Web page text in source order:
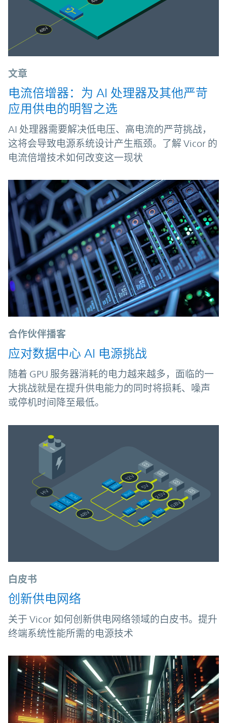
文章
电流倍增器：为 AI 处理器及其他严苛
应用供电的明智之选
AI 处理器需要解决低电压、高电流的严苛挑战，
这将会导致电源系统设计产生瓶颈。了解 Vicor 的
电流倍增技术如何改变这一现状
合作伙伴播客
应对数据中心 AI 电源挑战
随着 GPU 服务器消耗的电力越来越多，面临的一
大挑战就是在提升供电能力的同时将损耗、噪声
或停机时间降至最低。
白皮书
创新供电网络
关于 Vicor 如何创新供电网络领域的白皮书。提升
终端系统性能所需的电源技术